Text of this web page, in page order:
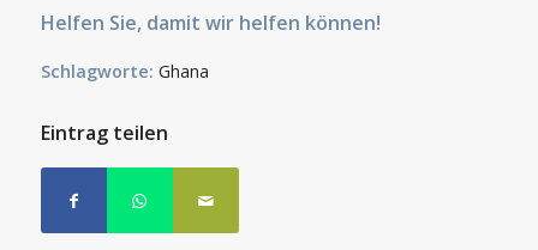
Helfen Sie, damit wir helfen können!
Schlagworte: Ghana
Eintrag teilen